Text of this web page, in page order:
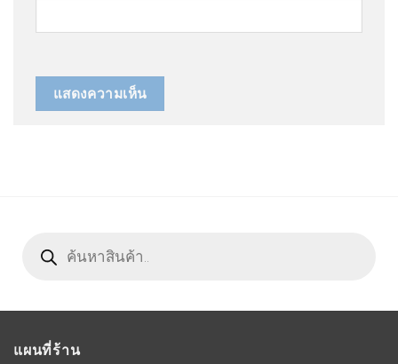
search
แผนที่ร้าน